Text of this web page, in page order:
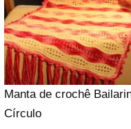
Manta de crochê
Círculo